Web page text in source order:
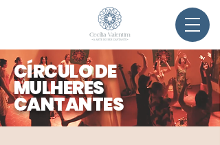
CÍRCULO DE
MULHERES
CANTANTES